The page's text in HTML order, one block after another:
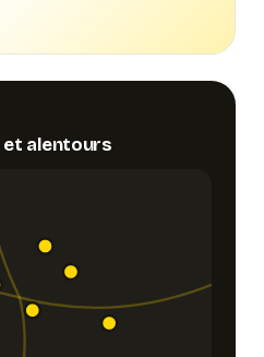
et alentours